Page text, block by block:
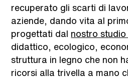
recuperato gli scarti di
aziende, dando vita al
progettati dal nostro
didattico, ecologico,
struttura in legno che non
ricorsi alla trivella a mano